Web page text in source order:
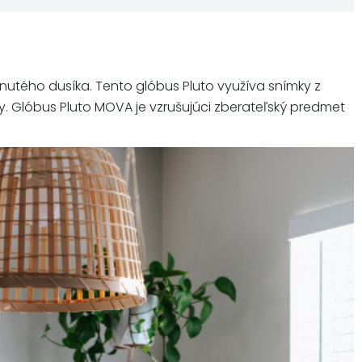
dusíka. Tento glóbus Pluto využíva snímky z
Glóbus Pluto MOVA je vzrušujúci zberateľský predmet